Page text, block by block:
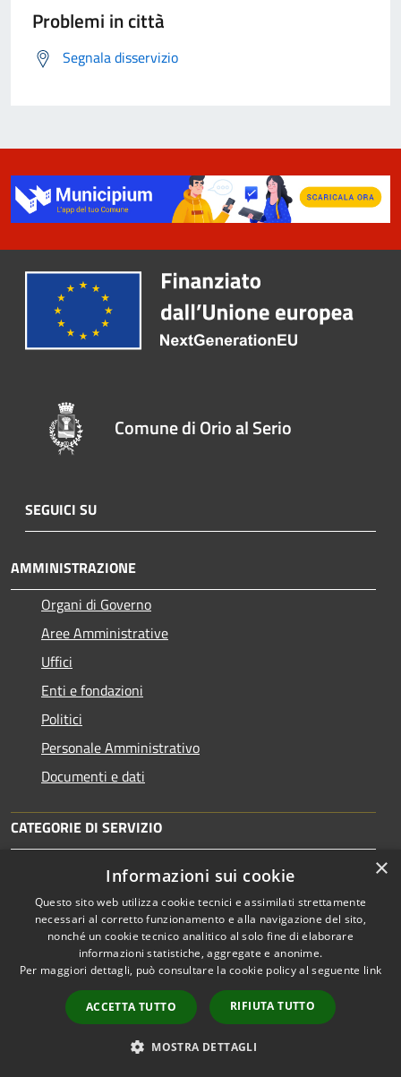
Problemi in città
Segnala disservizio
Comune di Orio al Serio
SEGUICI SU
AMMINISTRAZIONE
Organi di Governo
Aree Amministrative
Uffici
Enti e fondazioni
Politici
Personale Amministrativo
Documenti e dati
CATEGORIE DI SERVIZIO
Anagrafe e stato civile
Cultura e tempo libero
Vita lavorativa
Imprese e Commercio
Appalti pubblici
Catasto e urbanistica
×
Informazioni sui cookie
Questo sito web utilizza cookie tecnici e assimilati strettamente
necessari al corretto funzionamento e alla navigazione del sito,
nonché un cookie tecnico analitico al solo fine di elaborare
informazioni statistiche, aggregate e anonime.
Per maggiori dettagli, può consultare la cookie policy al seguente link
ACCETTA TUTTO RIFIUTA TUTTO
MOSTRA DETTAGLI